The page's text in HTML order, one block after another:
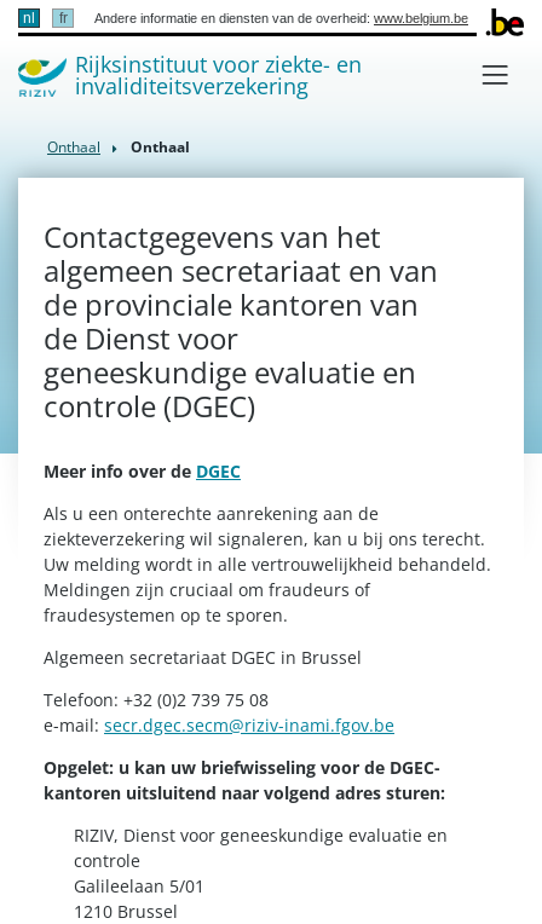
nl fr Andere informatie en diensten van de overheid: www.belgium.be
Rijksinstituut voor ziekte- en
invaliditeitsverzekering
(active)
Onthaal Onthaal
Contactgegevens van het
algemeen secretariaat en van
de provinciale kantoren van
de Dienst voor
geneeskundige evaluatie en
controle (DGEC)
Meer info over de DGEC
Als u een onterechte aanrekening aan de
ziekteverzekering wil signaleren, kan u bij ons terecht.
Uw melding wordt in alle vertrouwelijkheid behandeld.
Meldingen zijn cruciaal om fraudeurs of
fraudesystemen op te sporen.
Algemeen secretariaat DGEC in Brussel
Telefoon: +32 (0)2 739 75 08
e-mail: secr.dgec.secm@riziv-inami.fgov.be
Opgelet: u kan uw briefwisseling voor de DGEC-
kantoren uitsluitend naar volgend adres sturen:
RIZIV, Dienst voor geneeskundige evaluatie en
controle
Galileelaan 5/01
1210 Brussel